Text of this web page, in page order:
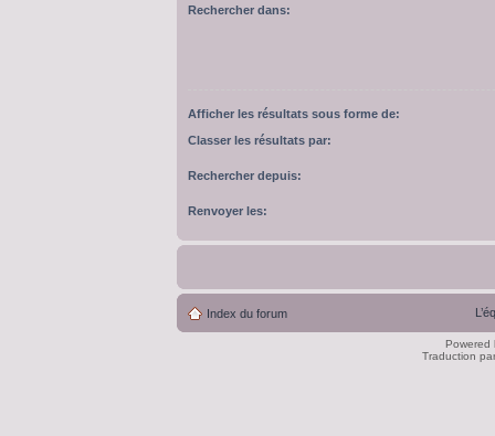
Rechercher dans:
Afficher les résultats sous forme de:
Classer les résultats par:
Rechercher depuis:
Renvoyer les:
Index du forum
Powered
Traduction